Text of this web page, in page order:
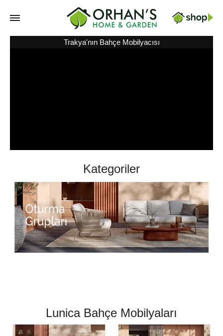
Orhans
Garden
Trakya'nın Bahçe Mobilyacısı
Kategoriler
Lunica Bahçe Mobilyaları